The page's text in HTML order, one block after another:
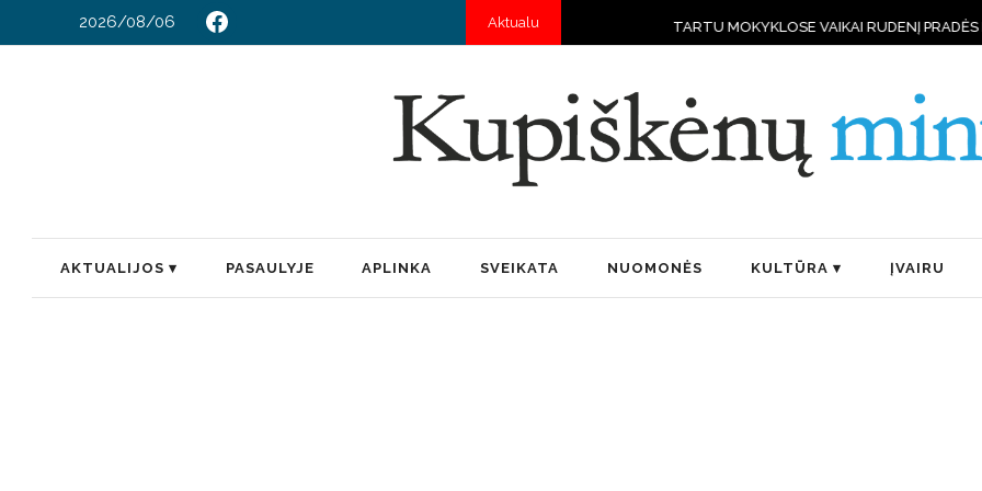
2026/08/06 Aktualu
TARTU MOKYKLOSE VAIKAI RUDENĮ PRADĖS MOKYTIS VALDYTI
AKTUALIJOS PASAULYJE APLINKA SVEIKATA NUOMONĖS KULTŪRA ĮVAIRU